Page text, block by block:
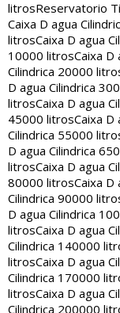
litrosReservatorio
Caixa D agua
litrosCaixa D agua
10000 litrosCaixa D
Cilindrica 20000
D agua Cilindrica
litrosCaixa D agua
45000 litrosCaixa D
Cilindrica 55000
D agua Cilindrica
litrosCaixa D agua
80000 litrosCaixa D
Cilindrica 90000
D agua Cilindrica
litrosCaixa D agua
Cilindrica 140000
litrosCaixa D agua
Cilindrica 170000
litrosCaixa D agua
Cilindrica 200000